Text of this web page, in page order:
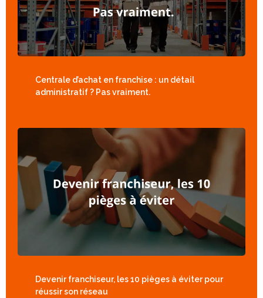
Centrale d’achat en franchise : un détail
administratif ? Pas vraiment.
Devenir franchiseur, les 10 pièges à éviter pour
réussir son réseau